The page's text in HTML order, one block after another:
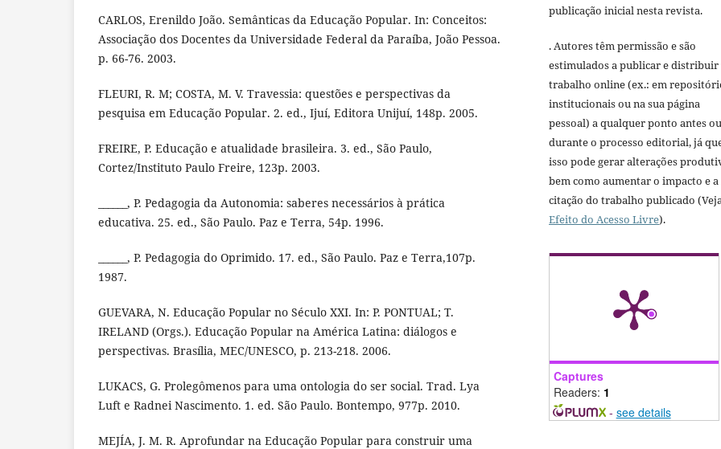
CARLOS, Erenildo João. Semânticas da Educação Popular. In: Conceitos:
Associação dos Docentes da Universidade Federal da Paraíba, João Pessoa.
p. 66-76. 2003.
FLEURI, R. M; COSTA, M. V. Travessia: questões e perspectivas da
pesquisa em Educação Popular. 2. ed., Ijuí, Editora Unijuí, 148p. 2005.
FREIRE, P. Educação e atualidade brasileira. 3. ed., São Paulo,
Cortez/Instituto Paulo Freire, 123p. 2003.
______, P. Pedagogia da Autonomia: saberes necessários à prática
educativa. 25. ed., São Paulo. Paz e Terra, 54p. 1996.
______, P. Pedagogia do Oprimido. 17. ed., São Paulo. Paz e Terra,107p.
1987.
GUEVARA, N. Educação Popular no Século XXI. In: P. PONTUAL; T.
IRELAND (Orgs.). Educação Popular na América Latina: diálogos e
perspectivas. Brasília, MEC/UNESCO, p. 213-218. 2006.
LUKACS, G. Prolegômenos para uma ontologia do ser social. Trad. Lya
Luft e Radnei Nascimento. 1. ed. São Paulo. Bontempo, 977p. 2010.
MEJÍA, J. M. R. Aprofundar na Educação Popular para construir uma
publicação inicial nesta revista.
. Autores têm permissão e são
estimulados a publicar e distribuir
trabalho online (ex.: em
institucionais ou na sua página
pessoal) a qualquer ponto antes ou
durante o processo editorial, já
isso pode gerar alterações
bem como aumentar o impacto e a
citação do trabalho publicado
Efeito do Acesso Livre).
Captures
Readers: 1
- see details